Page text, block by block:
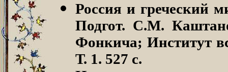
Россия и греческий
Подгот. С.М.
Фонкича; Институт
Т. 1. 527 с.